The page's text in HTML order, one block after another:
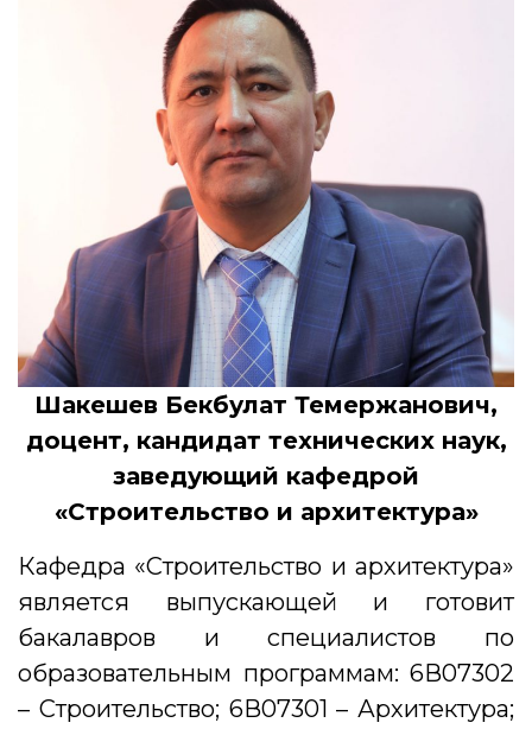
Шакешев Бекбулат Темержанович,
доцент, кандидат технических наук,
заведующий кафедрой
«Строительство и архитектура»
Кафедра «Строительство и архитектура»
является выпускающей и готовит
бакалавров и специалистов по
образовательным программам: 6В07302
– Строительство; 6В07301 – Архитектура;